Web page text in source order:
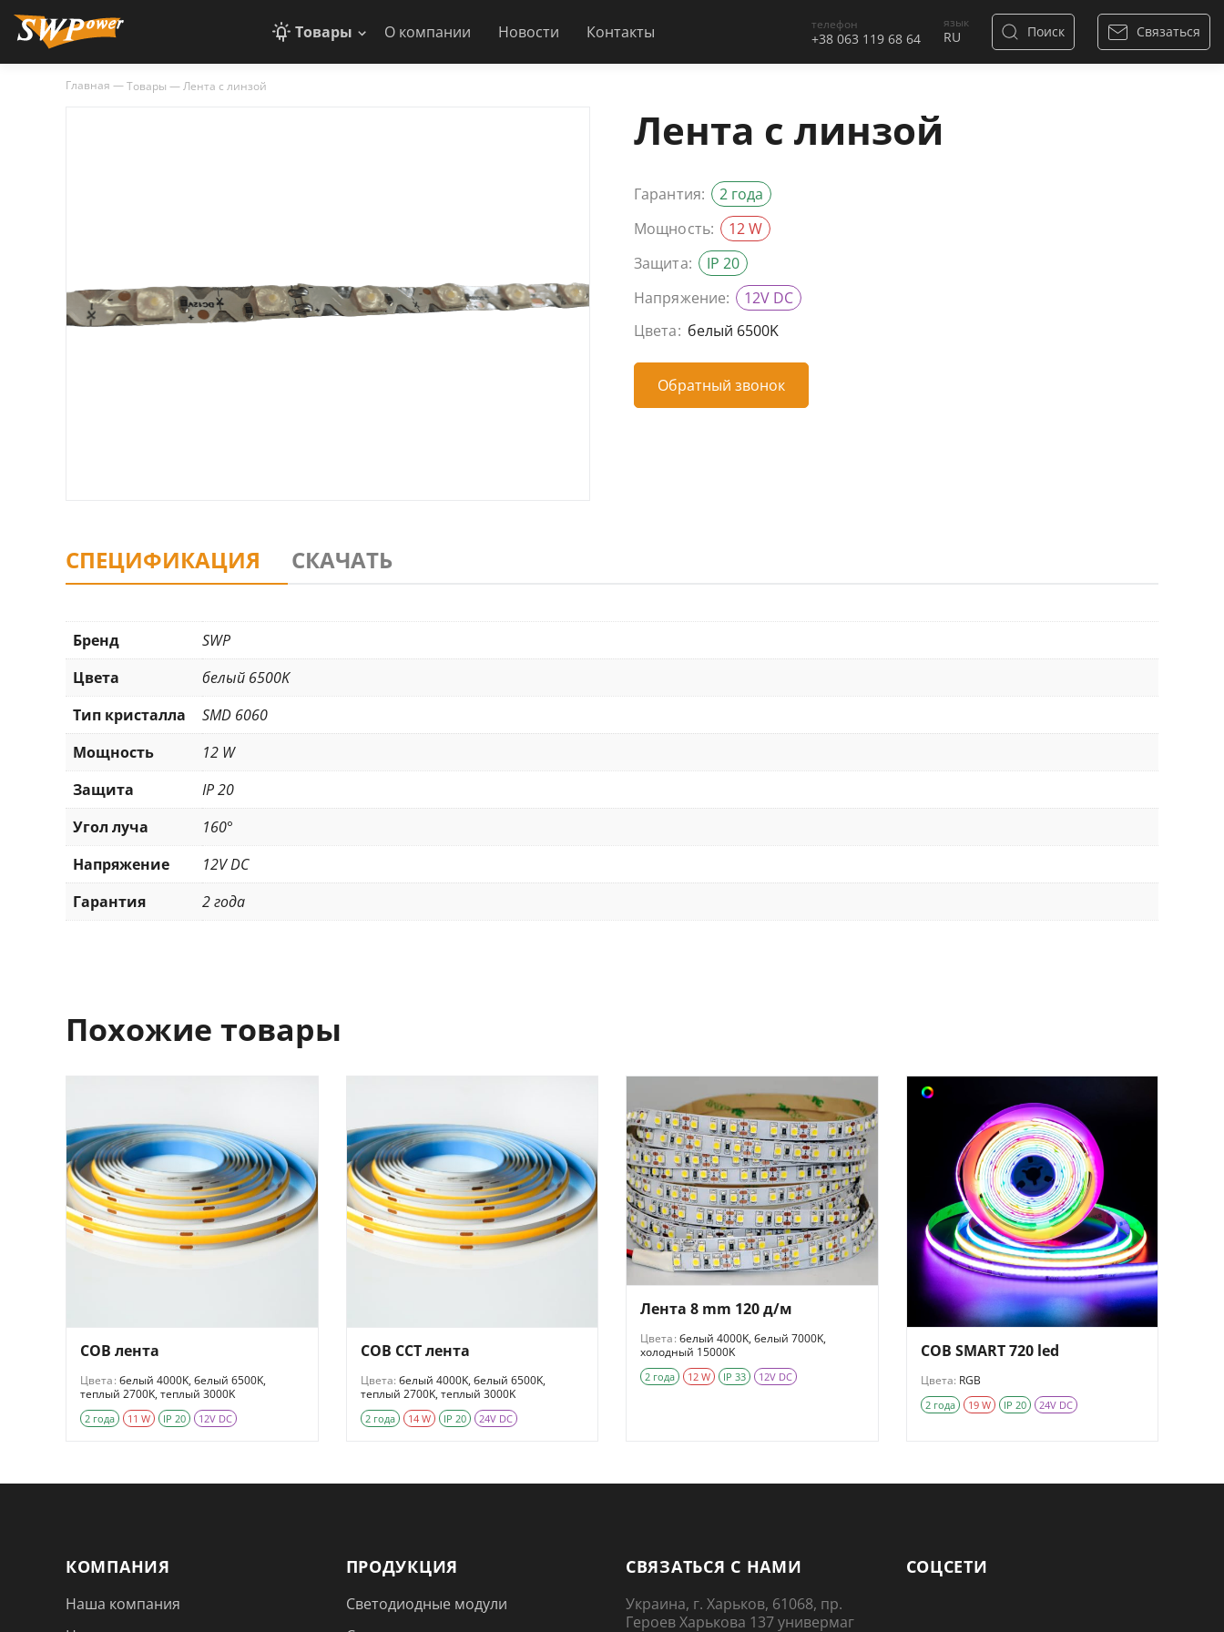
Товары О компании Новости Контакты телефон
+38 063 119 68 64
язык
Поиск Связаться
Главная —Товары —Лента с линзой
Лента с линзой
Гарантия:
2 года
Мощность:
12 W
Защита:
IP 20
Напряжение:
12V DC
Цвета: белый 6500K
Обратный звонок
СПЕЦИФИКАЦИЯ СКАЧАТЬ
Бренд
SWP
Цвета
белый 6500K
Тип кристалла
SMD 6060
Мощность
12 W
Защита
IP 20
Угол луча
160°
Напряжение
12V DC
Гарантия
2 года
Похожие товары
COB лента
Цвета: белый 4000K, белый 6500K,
теплый 2700K, теплый 3000K
2 года 11 W IP 20 12V DC
COB CCT лента
Цвета: белый 4000K, белый 6500K,
теплый 2700K, теплый 3000K
2 года 14 W IP 20 24V DC
Лента 8 mm 120 д/м
Цвета: белый 4000K, белый 7000K,
холодный 15000K
2 года 12 W IP 33 12V DC
COB SMART 720 led
Цвета: RGB
2 года 19 W IP 20 24V DC
КОМПАНИЯ
Наша компания
ПРОДУКЦИЯ
Светодиодные модули
СВЯЗАТЬСЯ С НАМИ
Украина, г. Харьков, 61068, пр.
Героев Харькова 137 универмаг
СОЦСЕТИ